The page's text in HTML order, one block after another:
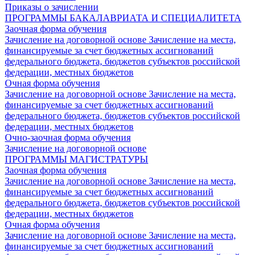
Приказы о зачислении
ПРОГРАММЫ БАКАЛАВРИАТА И СПЕЦИАЛИТЕТА
Заочная форма обучения
Зачисление на договорной основе Зачисление на места,
финансируемые за счет бюджетных ассигнований
федерального бюджета, бюджетов субъектов российской
федерации, местных бюджетов
Очная форма обучения
Зачисление на договорной основе Зачисление на места,
финансируемые за счет бюджетных ассигнований
федерального бюджета, бюджетов субъектов российской
федерации, местных бюджетов
Очно-заочная форма обучения
Зачисление на договорной основе
ПРОГРАММЫ МАГИСТРАТУРЫ
Заочная форма обучения
Зачисление на договорной основе Зачисление на места,
финансируемые за счет бюджетных ассигнований
федерального бюджета, бюджетов субъектов российской
федерации, местных бюджетов
Очная форма обучения
Зачисление на договорной основе Зачисление на места,
финансируемые за счет бюджетных ассигнований